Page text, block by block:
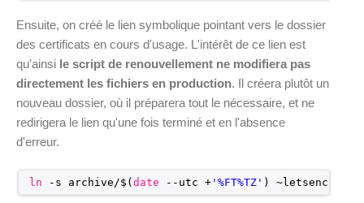
Ensuite, on créé le lien symbolique pointant vers le dossier
des certificats en cours d'usage. L'intérêt de ce lien est
qu'ainsi le script de renouvellement ne modifiera pas
directement les fichiers en production. Il créera plutôt un
nouveau dossier, où il préparera tout le nécessaire, et ne
redirigera le lien qu'une fois terminé et en l'absence
d'erreur.
ln -s archive/$(date --utc + '%FT%TZ' ) ~letsencrypt